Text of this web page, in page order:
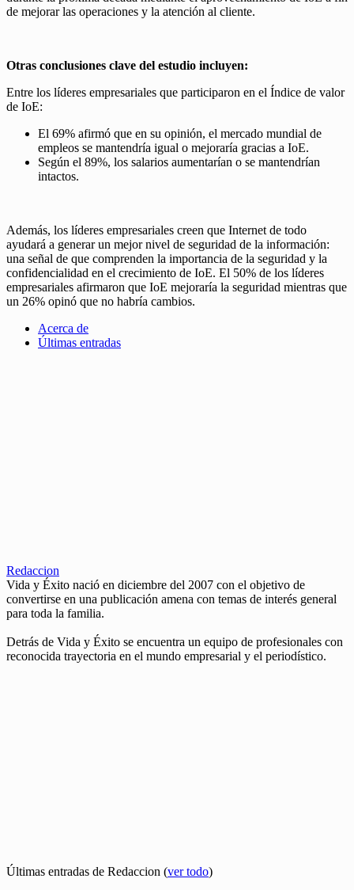
de mejorar las operaciones y la atención al cliente.
Otras conclusiones clave del estudio incluyen:
Entre los líderes empresariales que participaron en el Índice de valor
de IoE:
El 69% afirmó que en su opinión, el mercado mundial de
empleos se mantendría igual o mejoraría gracias a IoE.
Según el 89%, los salarios aumentarían o se mantendrían
intactos.
Además, los líderes empresariales creen que Internet de todo
ayudará a generar un mejor nivel de seguridad de la información:
una señal de que comprenden la importancia de la seguridad y la
confidencialidad en el crecimiento de IoE. El 50% de los líderes
empresariales afirmaron que IoE mejoraría la seguridad mientras que
un 26% opinó que no habría cambios.
Acerca de
Últimas entradas
Redaccion
Vida y Éxito nació en diciembre del 2007 con el objetivo de
convertirse en una publicación amena con temas de interés general
para toda la familia.
Detrás de Vida y Éxito se encuentra un equipo de profesionales con
reconocida trayectoria en el mundo empresarial y el periodístico.
Últimas entradas de Redaccion (ver todo)